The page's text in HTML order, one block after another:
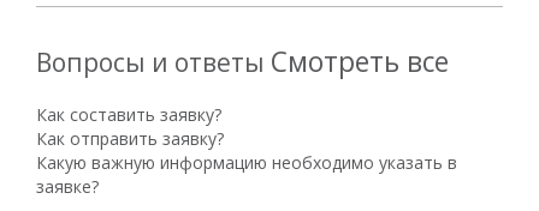
Вопросы и ответы Смотреть все
Как составить заявку?
Как отправить заявку?
Какую важную информацию необходимо указать в
заявке?